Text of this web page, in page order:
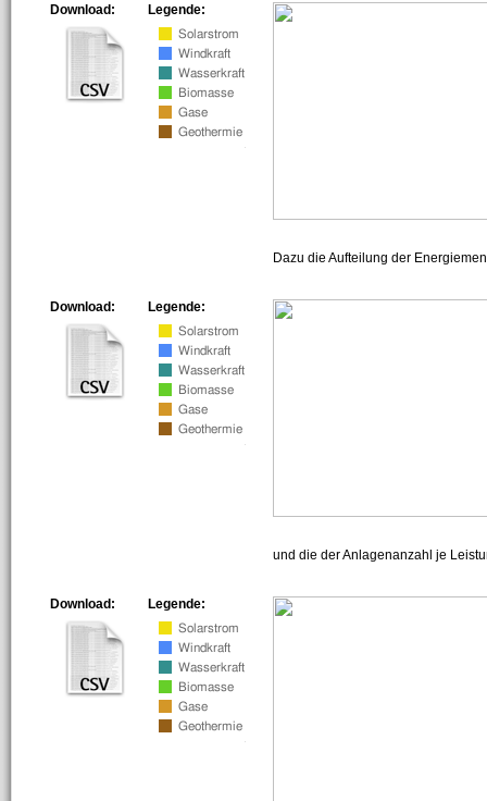
Legende:
Download:
Dazu die Aufteilung der
Legende:
Download:
und die der Anlagenanzahl je
Legende:
Download: